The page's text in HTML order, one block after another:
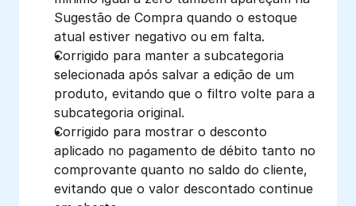
Sugestão de Compra quando o estoque
atual estiver negativo ou em falta.
Corrigido para manter a subcategoria
selecionada após salvar a edição de um
produto, evitando que o filtro volte para a
subcategoria original.
Corrigido para mostrar o desconto
aplicado no pagamento de débito tanto no
comprovante quanto no saldo do cliente,
evitando que o valor descontado continue